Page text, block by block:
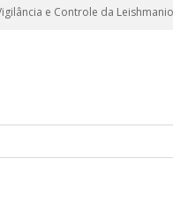
e Controle da